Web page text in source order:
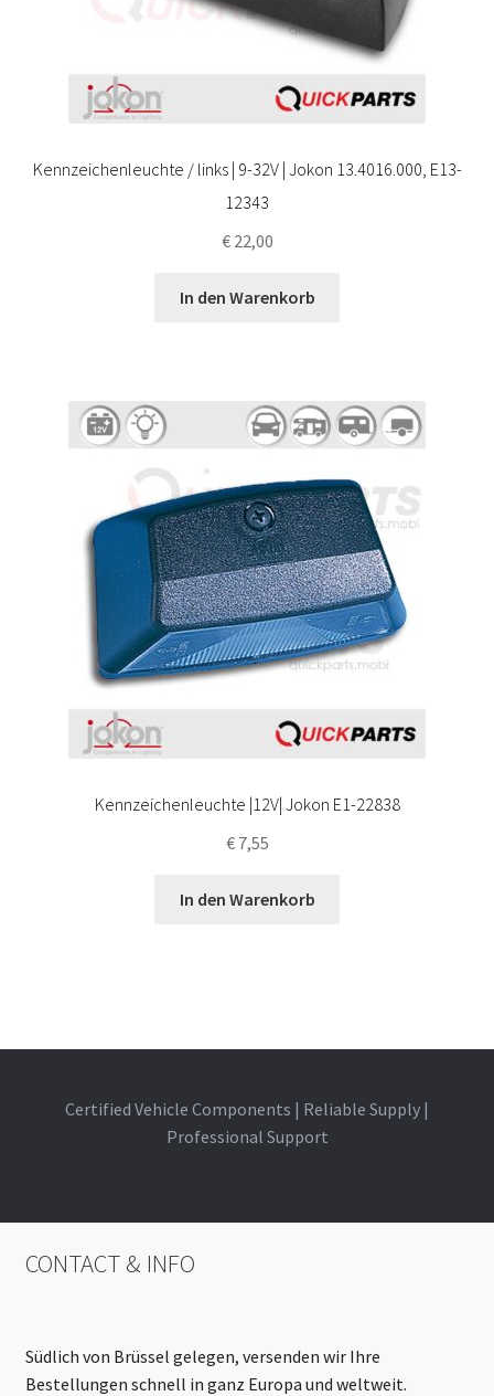
Kennzeichenleuchte / links | 9-32V | Jokon 13.4016.000, E13-
12343
€22,00
In den Warenkorb
Kennzeichenleuchte |12V| Jokon E1-22838
€7,55
In den Warenkorb
Certified Vehicle Components | Reliable Supply |
Professional Support
CONTACT & INFO
Südlich von Brüssel gelegen, versenden wir Ihre
Bestellungen schnell in ganz Europa und weltweit.